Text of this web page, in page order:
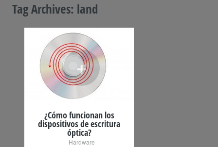
Tag Archives: land
+
¿Cómo funcionan los
dispositivos de escritura
óptica?
Hardware